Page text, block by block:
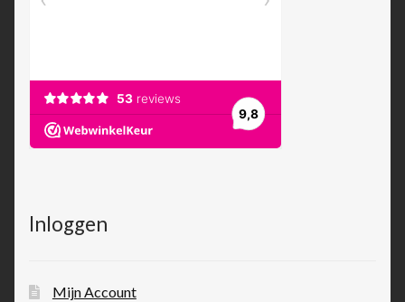
Inloggen
Mijn Account